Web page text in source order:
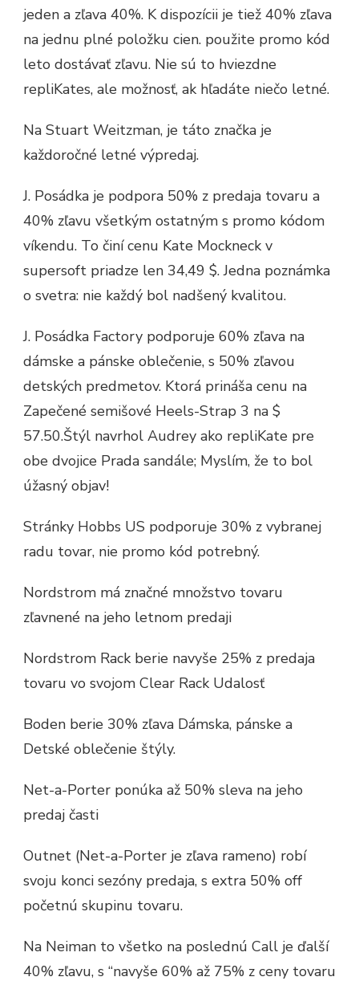
jeden a zľava 40%. K dispozícii je tiež 40% zľava
na jednu plné položku cien. použite promo kód
leto dostávať zľavu. Nie sú to hviezdne
repliKates, ale možnosť, ak hľadáte niečo letné.
Na Stuart Weitzman, je táto značka je
každoročné letné výpredaj.
J. Posádka je podpora 50% z predaja tovaru a
40% zľavu všetkým ostatným s promo kódom
víkendu. To činí cenu Kate Mockneck v
supersoft priadze len 34,49 $. Jedna poznámka
o svetra: nie každý bol nadšený kvalitou.
J. Posádka Factory podporuje 60% zľava na
dámske a pánske oblečenie, s 50% zľavou
detských predmetov. Ktorá prináša cenu na
Zapečené semišové Heels-Strap 3 na $
57.50.Štýl navrhol Audrey ako repliKate pre
obe dvojice Prada sandále; Myslím, že to bol
úžasný objav!
Stránky Hobbs US podporuje 30% z vybranej
radu tovar, nie promo kód potrebný.
Nordstrom má značné množstvo tovaru
zľavnené na jeho letnom predaji
Nordstrom Rack berie navyše 25% z predaja
tovaru vo svojom Clear Rack Udalosť
Boden berie 30% zľava Dámska, pánske a
Detské oblečenie štýly.
Net-a-Porter ponúka až 50% sleva na jeho
predaj časti
Outnet (Net-a-Porter je zľava rameno) robí
svoju konci sezóny predaja, s extra 50% off
početnú skupinu tovaru.
Na Neiman to všetko na poslednú Call je ďalší
40% zľavu, s “navyše 60% až 75% z ceny tovaru